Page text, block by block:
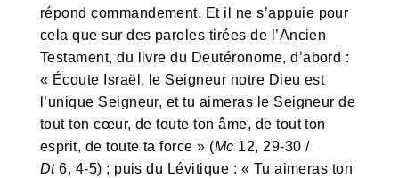
répond commandement. Et il ne s’appuie pour
cela que sur des paroles tirées de l’Ancien
Testament, du livre du Deutéronome, d’abord :
« Écoute Israël, le Seigneur notre Dieu est
l’unique Seigneur, et tu aimeras le Seigneur de
tout ton cœur, de toute ton âme, de tout ton
esprit, de toute ta force » (Mc 12, 29-30 /
Dt6, 4-5) ; puis du Lévitique : « Tu aimeras ton